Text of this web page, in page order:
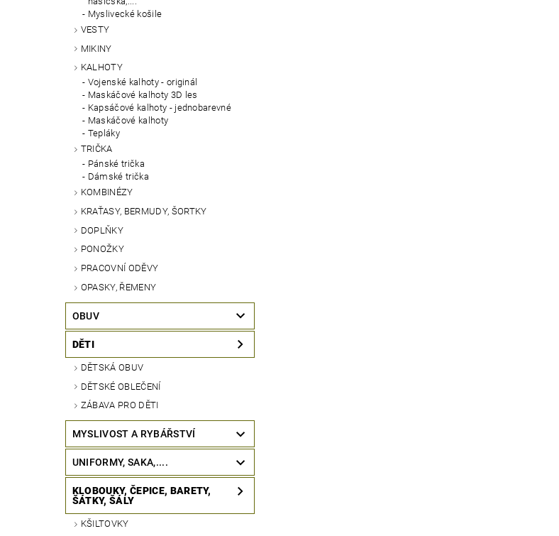
Myslivecké košile
VESTY
MIKINY
KALHOTY
Vojenské kalhoty - originál
Maskáčové kalhoty 3D les
Kapsáčové kalhoty - jednobarevné
Maskáčové kalhoty
Tepláky
TRIČKA
Pánské trička
Dámské trička
KOMBINÉZY
KRAŤASY, BERMUDY, ŠORTKY
DOPLŇKY
PONOŽKY
PRACOVNÍ ODĚVY
OPASKY, ŘEMENY
OBUV
DĚTI
DĚTSKÁ OBUV
DĚTSKÉ OBLEČENÍ
ZÁBAVA PRO DĚTI
MYSLIVOST A RYBÁŘSTVÍ
UNIFORMY, SAKA,....
KLOBOUKY, ČEPICE, BARETY,
ŠÁTKY, ŠÁLY
KŠILTOVKY